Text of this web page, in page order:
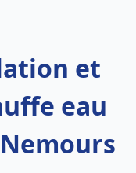
et
eau